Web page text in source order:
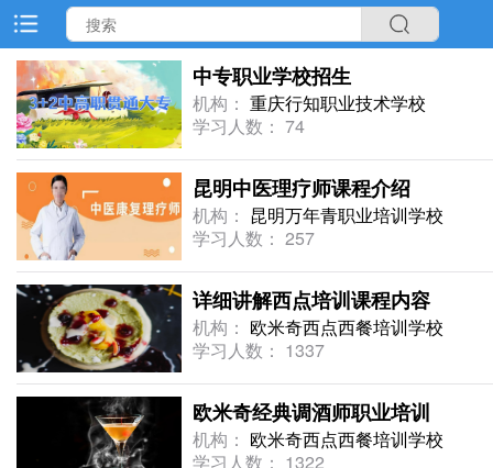
中专职业学校招生
机构： 重庆行知职业技术学校
学习人数： 74
昆明中医理疗师课程介绍
机构： 昆明万年青职业培训学校
学习人数： 257
详细讲解西点培训课程内容
机构： 欧米奇西点西餐培训学校
学习人数： 1337
欧米奇经典调酒师职业培训
机构： 欧米奇西点西餐培训学校
学习人数： 1322